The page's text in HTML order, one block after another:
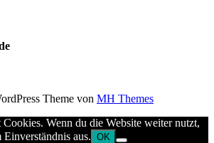
Theme von MH Themes
Cookies. Wenn du die Website weiter nutzt,
aus. OK